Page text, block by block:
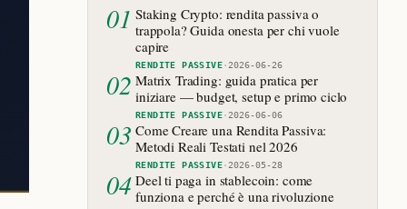
01 Staking Crypto: rendita passiva o
trappola? Guida onesta per chi vuole
capire
RENDITE PASSIVE·2026-06-26
02 Matrix Trading: guida pratica per
iniziare — budget, setup e primo ciclo
RENDITE PASSIVE·2026-06-06
03 Come Creare una Rendita Passiva:
Metodi Reali Testati nel 2026
RENDITE PASSIVE·2026-05-28
04 Deel ti paga in stablecoin: come
funziona e perché è una rivoluzione